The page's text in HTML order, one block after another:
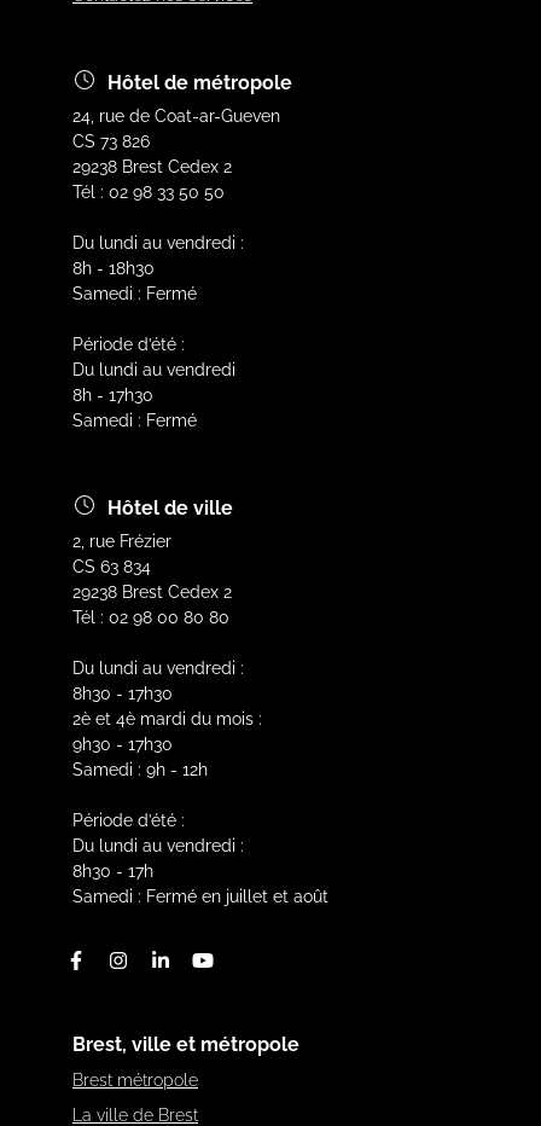
Hôtel de métropole
24, rue de Coat-ar-Gueven
CS 73 826
29238 Brest Cedex 2
Tél : 02 98 33 50 50
Du lundi au vendredi :
8h - 18h30
Samedi : Fermé
Période d’été :
Du lundi au vendredi
8h - 17h30
Samedi : Fermé
Hôtel de ville
2, rue Frézier
CS 63 834
29238 Brest Cedex 2
Tél : 02 98 00 80 80
Du lundi au vendredi :
8h30 - 17h30
2è et 4è mardi du mois :
9h30 - 17h30
Samedi : 9h - 12h
Période d’été :
Du lundi au vendredi :
8h30 - 17h
Samedi : Fermé en juillet et août
FacebookInstagram
LinkedinYoutube
Brest, ville et métropole
Brest métropole
La ville de Brest